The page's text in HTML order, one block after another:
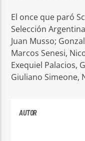
El once que paró
Selección Argentina
Juan Musso;
Marcos Senesi,
Exequiel Palacios,
Giuliano Simeone,
AUTOR